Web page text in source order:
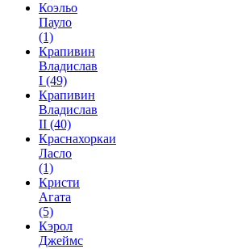
Коэльо
Пауло
(1)
Крапивин
Владислав
I (49)
Крапивин
Владислав
II (40)
Краснахоркаи
Ласло
(1)
Кристи
Агата
(5)
Кэрол
Джеймс